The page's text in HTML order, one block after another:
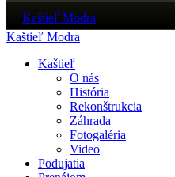
Kaštieľ Modra
Kaštieľ Modra
Kaštieľ
O nás
História
Rekonštrukcia
Záhrada
Fotogaléria
Video
Podujatia